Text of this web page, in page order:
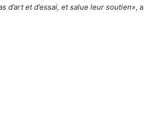
d’art et d’essai, et salue leur soutien», a